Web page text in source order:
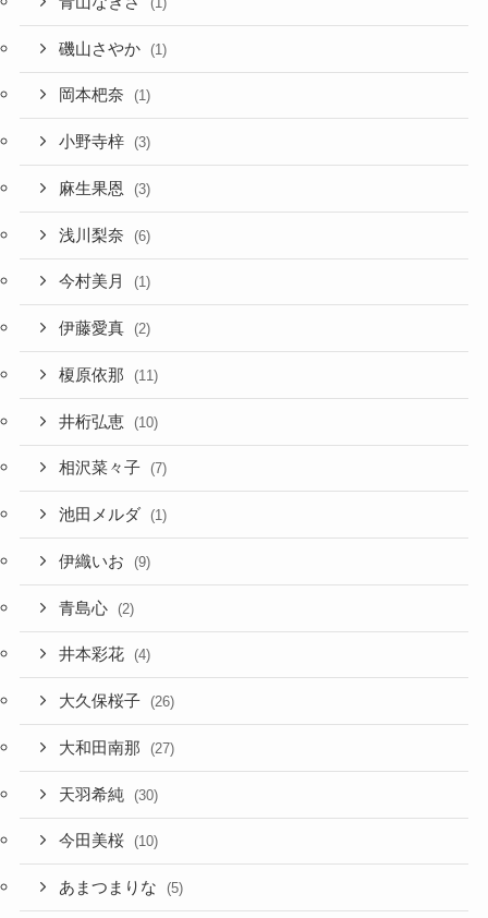
磯山さやか (1)
岡本杷奈 (1)
小野寺梓 (3)
麻生果恩 (3)
浅川梨奈 (6)
今村美月 (1)
伊藤愛真 (2)
榎原依那 (11)
井桁弘恵 (10)
相沢菜々子 (7)
池田メルダ (1)
伊織いお (9)
青島心 (2)
井本彩花 (4)
大久保桜子 (26)
大和田南那 (27)
天羽希純 (30)
今田美桜 (10)
あまつまりな (5)